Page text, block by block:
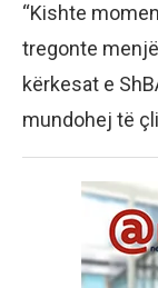
“Kishte
tregonte
kërkesat e
mundohej të